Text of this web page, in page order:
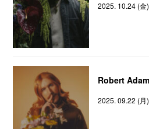
2025. 10.24 (金)
Robert
2025. 09.22 (月)